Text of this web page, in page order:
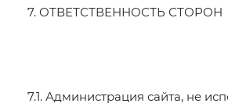
7. ОТВЕТСТВЕННОСТЬ СТОРОН
7.1. Администрация сайта, не